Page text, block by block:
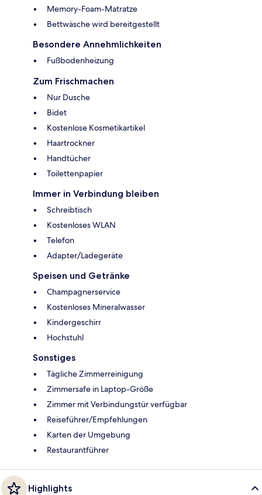
Memory-Foam-Matratze
Bettwäsche wird bereitgestellt
Besondere Annehmlichkeiten
Fußbodenheizung
Zum Frischmachen
Nur Dusche
Bidet
Kostenlose Kosmetikartikel
Haartrockner
Handtücher
Toilettenpapier
Immer in Verbindung bleiben
Schreibtisch
Kostenloses WLAN
Telefon
Adapter/Ladegeräte
Speisen und Getränke
Champagnerservice
Kostenloses Mineralwasser
Kindergeschirr
Hochstuhl
Sonstiges
Tägliche Zimmerreinigung
Zimmersafe in Laptop-Größe
Zimmer mit Verbindungstür verfügbar
Reiseführer/Empfehlungen
Karten der Umgebung
Restaurantführer
Highlights